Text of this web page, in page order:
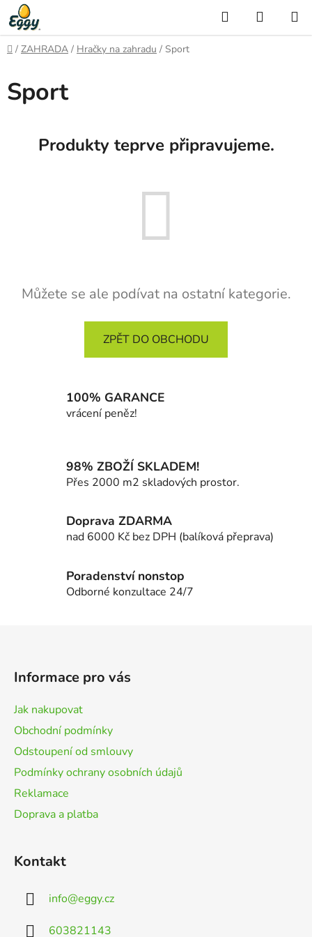
Přejít
na
obsah
Hledat
KOŠÍK
Domů
/ ZAHRADA / Hračky na zahradu / Sport
Sport
Produkty teprve připravujeme.
Můžete se ale podívat na ostatní kategorie.
ZPĚT DO OBCHODU
100% GARANCE
vrácení peněz!
98% ZBOŽÍ SKLADEM!
Přes 2000 m2 skladových prostor.
Doprava ZDARMA
nad 6000 Kč bez DPH (balíková přeprava)
Poradenství nonstop
Odborné konzultace 24/7
Informace pro vás
Jak nakupovat
Obchodní podmínky
Odstoupení od smlouvy
Podmínky ochrany osobních údajů
Reklamace
Doprava a platba
Kontakt
info@eggy.cz
603821143